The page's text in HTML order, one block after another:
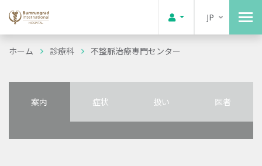
JP
ホーム 診療科 不整脈治療専門センター
案内 症状 扱い 医者